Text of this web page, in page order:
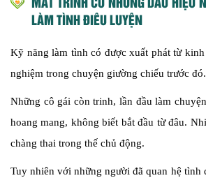
LÀM TÌNH ĐIÊU LUYỆN
Kỹ năng làm tình có được xuất phát từ
nghiệm trong chuyện giường chiếu trước đó.
Những cô gái còn trinh, lần đầu làm
hoang mang, không biết bắt đầu từ đâu.
chàng thai trong thế chủ động.
Tuy nhiên với những người đã quan hệ tình